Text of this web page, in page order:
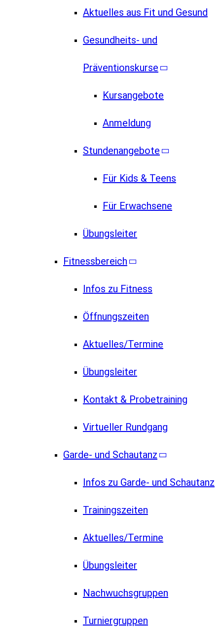
Aktuelles aus Fit und Gesund
Gesundheits- und
Präventionskurse
Kursangebote
Anmeldung
Stundenangebote
Für Kids & Teens
Für Erwachsene
Übungsleiter
Fitnessbereich
Infos zu Fitness
Öffnungszeiten
Aktuelles/Termine
Übungsleiter
Kontakt & Probetraining
Virtueller Rundgang
Garde- und Schautanz
Infos zu Garde- und Schautanz
Trainingszeiten
Aktuelles/Termine
Übungsleiter
Nachwuchsgruppen
Turniergruppen